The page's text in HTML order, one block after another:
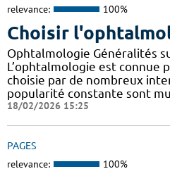
relevance: 100%
Choisir
Ophtalmologie Généralités
L’ophtalmologie est connue
choisie par de nombreux
popularité constante sont
18/02/2026 15:25
PAGES
relevance: 100%